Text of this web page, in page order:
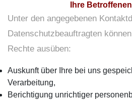
Ihre
Unter den angegebenen
Datenschutzbeauftragten
Rechte ausüben:
Auskunft über Ihre bei uns
Verarbeitung,
Berichtigung unrichtiger